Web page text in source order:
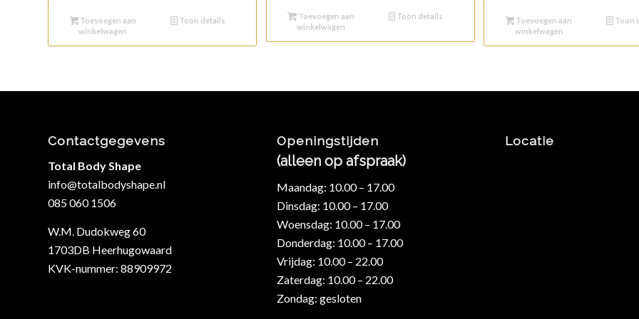
Toevoegen aan
winkelwagen
Toon details
Toevoegen aan
winkelwagen
Toon details
Toevoegen aan
winkelwagen
Toon
Contactgegevens
Total Body Shape
info@totalbodyshape.nl
085 060 1506
W.M. Dudokweg 60
1703DB Heerhugowaard
KVK-nummer: 88909972
Openingstijden
(alleen op afspraak)
Maandag: 10.00 – 17.00
Dinsdag: 10.00 – 17.00
Woensdag: 10.00 – 17.00
Donderdag: 10.00 – 17.00
Vrijdag: 10.00 – 22.00
Zaterdag: 10.00 – 22.00
Zondag: gesloten
Locatie